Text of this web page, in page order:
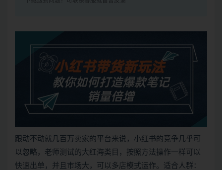
跟动不动就几百万卖家的平台来说，小红书的竞争几乎可
以忽略，老师测试的大红海类目，按照方法操作一样可以
快速出单，并且市场大，可以多店模式运作。适合人群：